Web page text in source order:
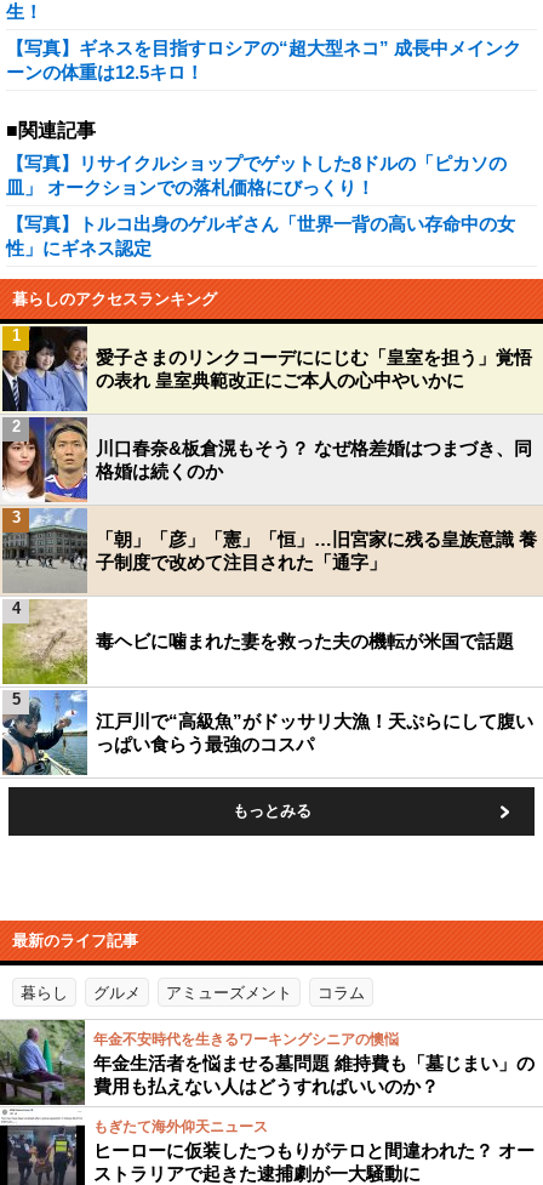
生！
【写真】ギネスを目指すロシアの“超大型ネコ” 成長中メインク
ーンの体重は12.5キロ！
■関連記事
【写真】リサイクルショップでゲットした8ドルの「ピカソの
皿」 オークションでの落札価格にびっくり！
【写真】トルコ出身のゲルギさん「世界一背の高い存命中の女
性」にギネス認定
暮らしのアクセスランキング
愛子さまのリンクコーデににじむ「皇室を担う」覚悟
の表れ 皇室典範改正にご本人の心中やいかに
1
川口春奈&板倉滉もそう？ なぜ格差婚はつまづき、同
格婚は続くのか
2
「朝」「彦」「憲」「恒」…旧宮家に残る皇族意識 養
子制度で改めて注目された「通字」
3
毒ヘビに噛まれた妻を救った夫の機転が米国で話題
4
江戸川で“高級魚”がドッサリ大漁！天ぷらにして腹い
っぱい食らう最強のコスパ
5
もっとみる
最新のライフ記事
暮らし グルメ アミューズメント コラム
年金不安時代を生きるワーキングシニアの懊悩
年金生活者を悩ませる墓問題 維持費も「墓じまい」の
費用も払えない人はどうすればいいのか？
もぎたて海外仰天ニュース
ヒーローに仮装したつもりがテロと間違われた？ オー
ストラリアで起きた逮捕劇が一大騒動に